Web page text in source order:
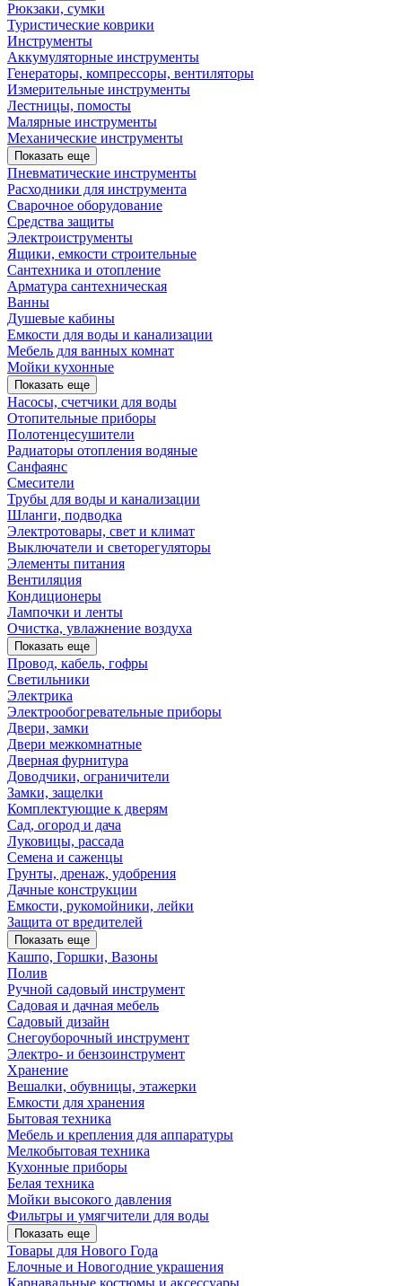
Рюкзаки, сумки
Туристические коврики
Инструменты
Аккумуляторные инструменты
Генераторы, компрессоры, вентиляторы
Измерительные инструменты
Лестницы, помосты
Малярные инструменты
Механические инструменты
Показать еще
Пневматические инструменты
Расходники для инструмента
Сварочное оборудование
Средства защиты
Электроиструменты
Ящики, емкости строительные
Сантехника и отопление
Арматура сантехническая
Ванны
Душевые кабины
Емкости для воды и канализации
Мебель для ванных комнат
Мойки кухонные
Показать еще
Насосы, счетчики для воды
Отопительные приборы
Полотенцесушители
Радиаторы отопления водяные
Санфаянс
Смесители
Трубы для воды и канализации
Шланги, подводка
Электротовары, свет и климат
Выключатели и светорегуляторы
Элементы питания
Вентиляция
Кондиционеры
Лампочки и ленты
Очистка, увлажнение воздуха
Показать еще
Провод, кабель, гофры
Светильники
Электрика
Электрообогревательные приборы
Двери, замки
Двери межкомнатные
Дверная фурнитура
Доводчики, ограничители
Замки, защелки
Комплектующие к дверям
Сад, огород и дача
Луковицы, рассада
Семена и саженцы
Грунты, дренаж, удобрения
Дачные конструкции
Емкости, рукомойники, лейки
Защита от вредителей
Показать еще
Кашпо, Горшки, Вазоны
Полив
Ручной садовый инструмент
Садовая и дачная мебель
Садовый дизайн
Снегоуборочный инструмент
Электро- и бензоинструмент
Хранение
Вешалки, обувницы, этажерки
Емкости для хранения
Бытовая техника
Мебель и крепления для аппаратуры
Мелкобытовая техника
Кухонные приборы
Белая техника
Мойки высокого давления
Фильтры и умягчители для воды
Показать еще
Товары для Нового Года
Елочные и Новогодние украшения
Карнавальные костюмы и аксессуары